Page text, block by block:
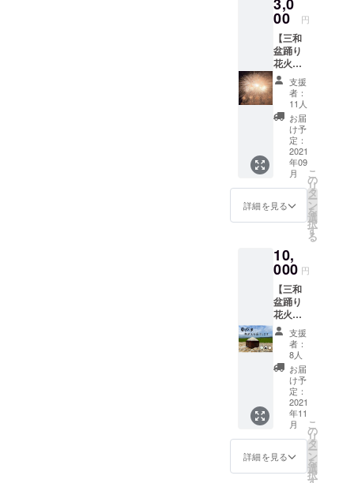
しま
す。
3,0
00 円
【三和
盆踊り
花火大
会しっ
かり応
援コー
ス】 ・
メール
にて、
三和盆
踊り花
火大会
実行委
員会か
らのお
をお送
りいた
しま
す。 ・
2021年
三和盆
踊り花
火大会
特製ポ
スト
カード
を発送
いたし
ます。
支援
者：
11人
お届
け予
定：
2021
年09
月
詳細を見る
こ
の
リ
タ
ー
ン
を
選
択
す
る
10,
000 円
【三和
盆踊り
花火大
会もっ
ともっ
と応援
コー
ス】 ・
メール
にて、
三和盆
踊り花
火大会
実行委
員会か
支援
者：
8人
お届
け予
定：
2021
年11
月
詳細を見る
こ
の
リ
タ
ー
ン
を
選
択